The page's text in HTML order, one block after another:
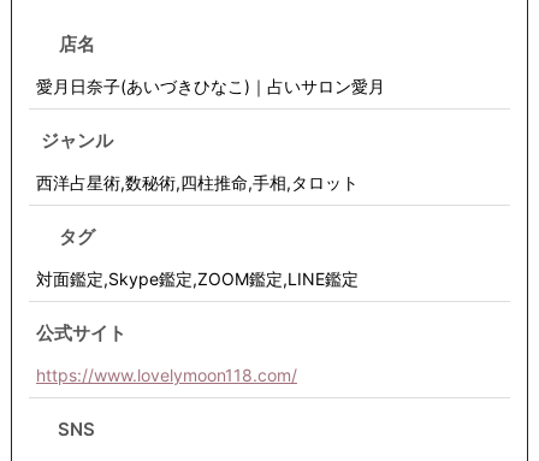
店名
愛月日奈子(あいづきひなこ)｜占いサロン愛月
ジャンル
西洋占星術,数秘術,四柱推命,手相,タロット
タグ
対面鑑定,Skype鑑定,ZOOM鑑定,LINE鑑定
公式サイト
https://www.lovelymoon118.com/
SNS